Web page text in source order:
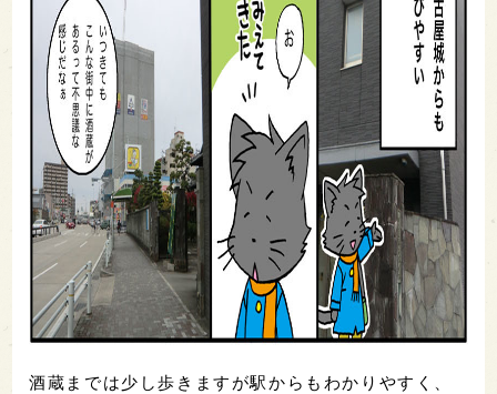
酒蔵までは少し歩きますが駅からもわかりやすく、